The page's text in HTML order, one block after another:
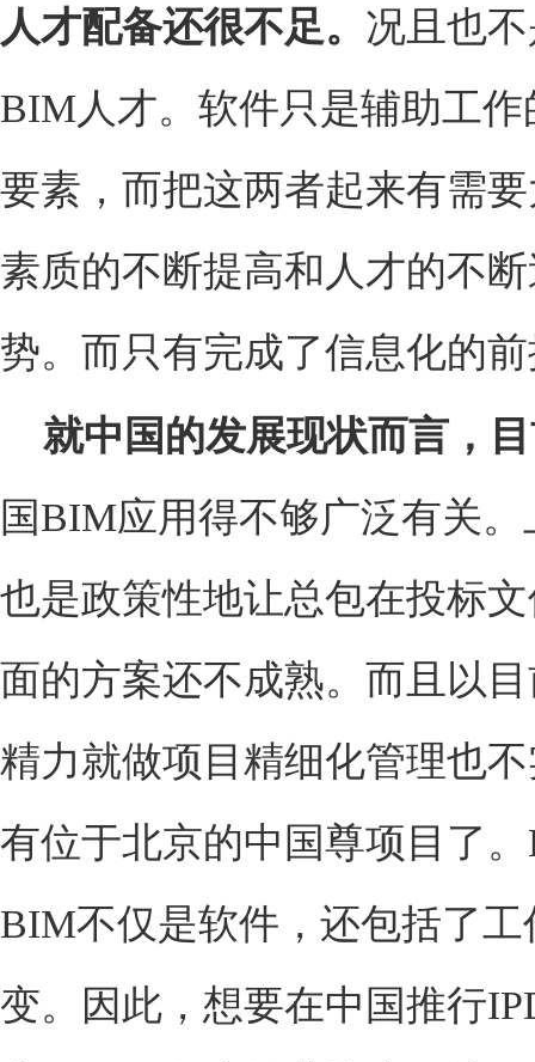
人才配备还很不足。 况且也
BIM人才。软件只是辅助工
要素，而把这两者起来有需
素质的不断提高和人才的不
势。而只有完成了信息化的
就中国的发展现状而言，
国BIM应用得不够广泛有关
也是政策性地让总包在投标
面的方案还不成熟。而且以
精力就做项目精细化管理也
有位于北京的中国尊项目了
BIM不仅是软件，还包括了
变。因此，想要在中国推行